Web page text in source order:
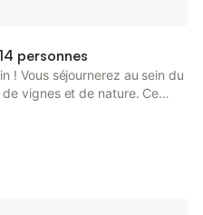
personnes
! Vous séjournerez au sein du
vignes et de nature. Ce
Côtes de Bourg, offre
Ici, tout invite à
À 40 minutes de